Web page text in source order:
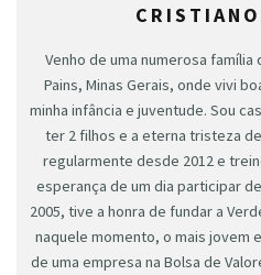
Venho de uma numerosa
Pains, Minas Gerais, onde vivi
minha infância e juventude. Sou
ter 2 filhos e a eterna tristeza
regularmente desde 2012 e
esperança de um dia participar
2005, tive a honra de fundar a
naquele momento, o mais jovem
de uma empresa na Bolsa de